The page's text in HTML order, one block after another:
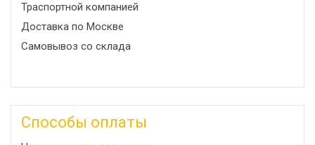
Траспортной компанией
Доставка по Москве
Самовывоз со склада
Способы оплаты